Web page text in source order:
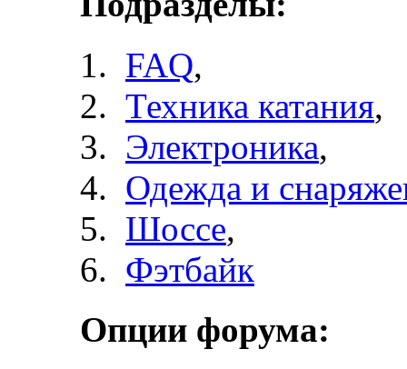
FAQ,
Техника катания,
Электроника,
Одежда и
Шоссе,
Фэтбайк
Опции форума: